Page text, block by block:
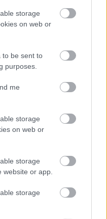
storage
on web or
to be sent to
purposes.
me
storage
on web or
storage
website or app.
storage
kel életre a Kultkikötő
én Balatonföldváron
lendülettel –
és dedikálásokkal
Nemzetközi